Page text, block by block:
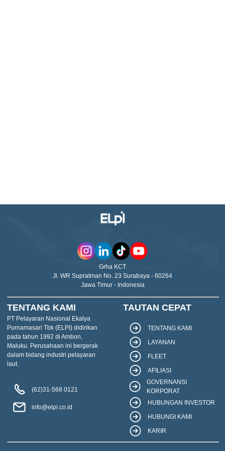
Grha KCT
Jl. WR Supratman No. 23 Surabaya - 60264
Jawa Timur - Indonesia
TENTANG KAMI
PT Pelayaran Nasional Ekalya
Purnamasari Tbk (ELPI) didirikan
pada tahun 1992 di Ambon,
Maluku. Perusahaan ini bergerak
dalam bidang industri pelayaran
laut.
(62)31-568 0121
info@elpi.co.id
TAUTAN CEPAT
TENTANG KAMI
LAYANAN
FLEET
AFILIASI
GOVERNANSI
KORPORAT
HUBUNGAN INVESTOR
HUBUNGI KAMI
KARIR